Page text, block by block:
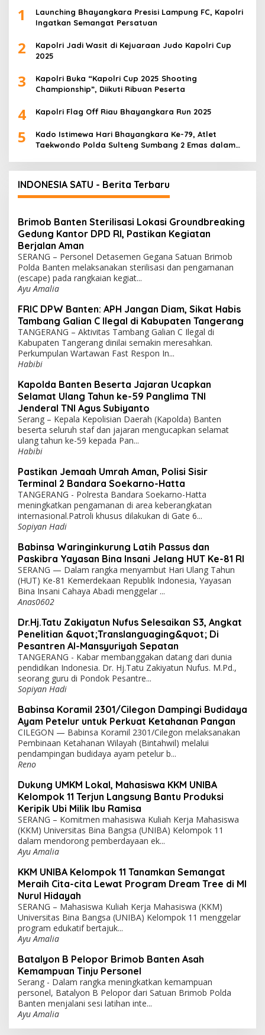
1
Launching Bhayangkara Presisi Lampung FC, Kapolri
Ingatkan Semangat Persatuan
2
Kapolri Jadi Wasit di Kejuaraan Judo Kapolri Cup
2025
3
Kapolri Buka “Kapolri Cup 2025 Shooting
Championship”, Diikuti Ribuan Peserta
4 Kapolri Flag Off Riau Bhayangkara Run 2025
5
Kado Istimewa Hari Bhayangkara Ke-79, Atlet
Taekwondo Polda Sulteng Sumbang 2 Emas dalam
INDONESIA SATU - Berita Terbaru
Brimob Banten Sterilisasi Lokasi Groundbreaking
Gedung Kantor DPD RI, Pastikan Kegiatan
Berjalan Aman
SERANG – Personel Detasemen Gegana Satuan Brimob
Polda Banten melaksanakan sterilisasi dan pengamanan
(escape) pada rangkaian kegiat...
Ayu Amalia
FRIC DPW Banten: APH Jangan Diam, Sikat Habis
Tambang Galian C Ilegal di Kabupaten Tangerang
TANGERANG – Aktivitas Tambang Galian C Ilegal di
Kabupaten Tangerang dinilai semakin meresahkan.
Perkumpulan Wartawan Fast Respon In...
Habibi
Kapolda Banten Beserta Jajaran Ucapkan
Selamat Ulang Tahun ke-59 Panglima TNI
Jenderal TNI Agus Subiyanto
Serang – Kepala Kepolisian Daerah (Kapolda) Banten
beserta seluruh staf dan jajaran mengucapkan selamat
ulang tahun ke-59 kepada Pan...
Habibi
Pastikan Jemaah Umrah Aman, Polisi Sisir
Terminal 2 Bandara Soekarno-Hatta
TANGERANG - Polresta Bandara Soekarno-Hatta
meningkatkan pengamanan di area keberangkatan
internasional.Patroli khusus dilakukan di Gate 6...
Sopiyan Hadi
Babinsa Waringinkurung Latih Passus dan
Paskibra Yayasan Bina Insani Jelang HUT Ke-81 RI
SERANG — Dalam rangka menyambut Hari Ulang Tahun
(HUT) Ke-81 Kemerdekaan Republik Indonesia, Yayasan
Bina Insani Cahaya Abadi menggelar ...
Anas0602
Dr.Hj.Tatu Zakiyatun Nufus Selesaikan S3, Angkat
Penelitian &quot;Translanguaging&quot; Di
Pesantren Al-Mansyuriyah Sepatan
TANGERANG - Kabar membanggakan datang dari dunia
pendidikan Indonesia. Dr. Hj.Tatu Zakiyatun Nufus. M.Pd.,
seorang guru di Pondok Pesantre...
Sopiyan Hadi
Babinsa Koramil 2301/Cilegon Dampingi Budidaya
Ayam Petelur untuk Perkuat Ketahanan Pangan
CILEGON — Babinsa Koramil 2301/Cilegon melaksanakan
Pembinaan Ketahanan Wilayah (Bintahwil) melalui
pendampingan budidaya ayam petelur b...
Reno
Dukung UMKM Lokal, Mahasiswa KKM UNIBA
Kelompok 11 Terjun Langsung Bantu Produksi
Keripik Ubi Milik Ibu Ramisa
SERANG – Komitmen mahasiswa Kuliah Kerja Mahasiswa
(KKM) Universitas Bina Bangsa (UNIBA) Kelompok 11
dalam mendorong pemberdayaan ek...
Ayu Amalia
KKM UNIBA Kelompok 11 Tanamkan Semangat
Meraih Cita-cita Lewat Program Dream Tree di MI
Nurul Hidayah
SERANG – Mahasiswa Kuliah Kerja Mahasiswa (KKM)
Universitas Bina Bangsa (UNIBA) Kelompok 11 menggelar
program edukatif bertajuk...
Ayu Amalia
Batalyon B Pelopor Brimob Banten Asah
Kemampuan Tinju Personel
Serang - Dalam rangka meningkatkan kemampuan
personel, Batalyon B Pelopor dari Satuan Brimob Polda
Banten menjalani sesi latihan inte...
Ayu Amalia